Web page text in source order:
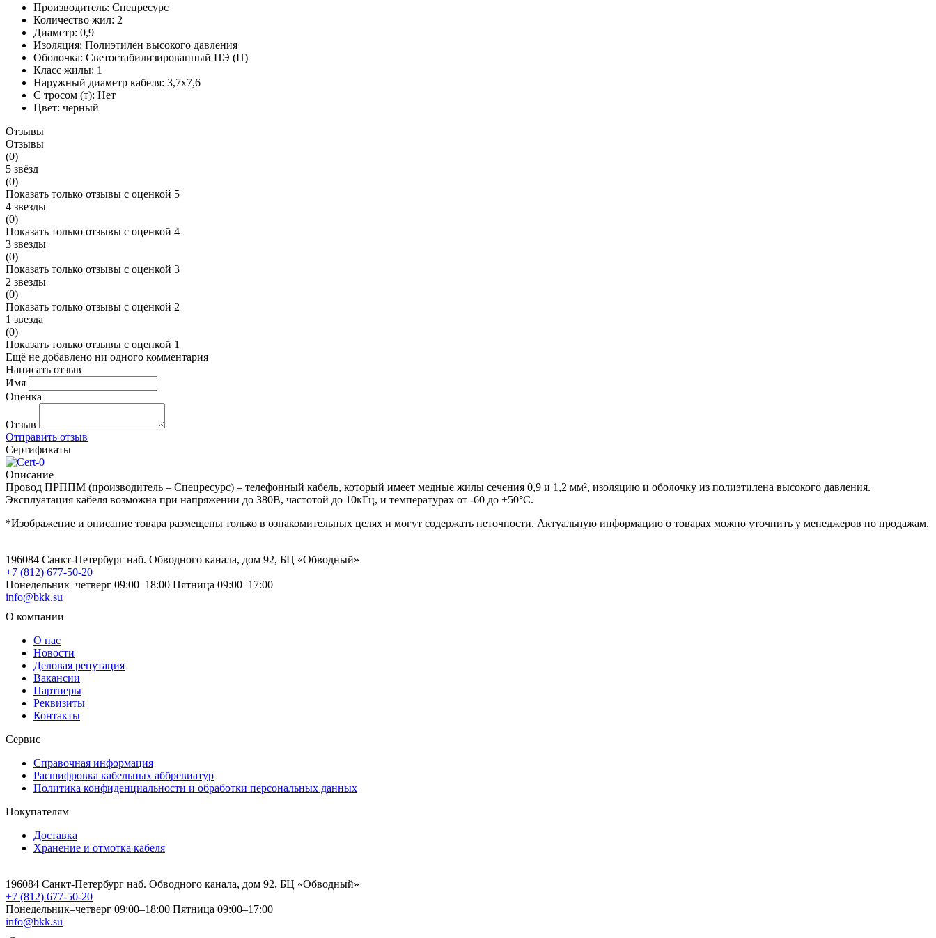
Производитель: Спецресурс
Количество жил: 2
Диаметр: 0,9
Изоляция: Полиэтилен высокого давления
Оболочка: Светостабилизированный ПЭ (П)
Класс жилы: 1
Наружный диаметр кабеля: 3,7x7,6
C тросом (т): Нет
Цвет: черный
Отзывы
Отзывы
(0)
5 звёзд
(0)
Показать только отзывы с оценкой 5
4 звезды
(0)
Показать только отзывы с оценкой 4
3 звезды
(0)
Показать только отзывы с оценкой 3
2 звезды
(0)
Показать только отзывы с оценкой 2
1 звезда
(0)
Показать только отзывы с оценкой 1
Ещё не добавлено ни одного комментария
Написать отзыв
Имя
Оценка
Отзыв
Отправить отзыв
Сертификаты
Описание
Провод ПРППМ (производитель – Спецресурс) – телефонный кабель, который имеет медные жилы сечения 0,9 и 1,2 мм², изоляцию и оболочку из полиэтилена высокого давления.
Эксплуатация кабеля возможна при напряжении до 380В, частотой до 10кГц, и температурах от -60 до +50°С.
*Изображение и описание товара размещены только в ознакомительных целях и могут содержать неточности. Актуальную информацию о товарах можно уточнить у менеджеров по продажам.
196084 Санкт-Петербург наб. Обводного канала, дом 92, БЦ «Обводный»
+7 (812) 677-50-20
Понедельник–четверг 09:00–18:00 Пятница 09:00–17:00
info@bkk.su
О компании
О нас
Новости
Деловая репутация
Вакансии
Партнеры
Реквизиты
Контакты
Сервис
Справочная информация
Расшифровка кабельных аббревиатур
Политика конфиденциальности и обработки персональных данных
Покупателям
Доставка
Хранение и отмотка кабеля
196084 Санкт-Петербург наб. Обводного канала, дом 92, БЦ «Обводный»
+7 (812) 677-50-20
Понедельник–четверг 09:00–18:00 Пятница 09:00–17:00
info@bkk.su